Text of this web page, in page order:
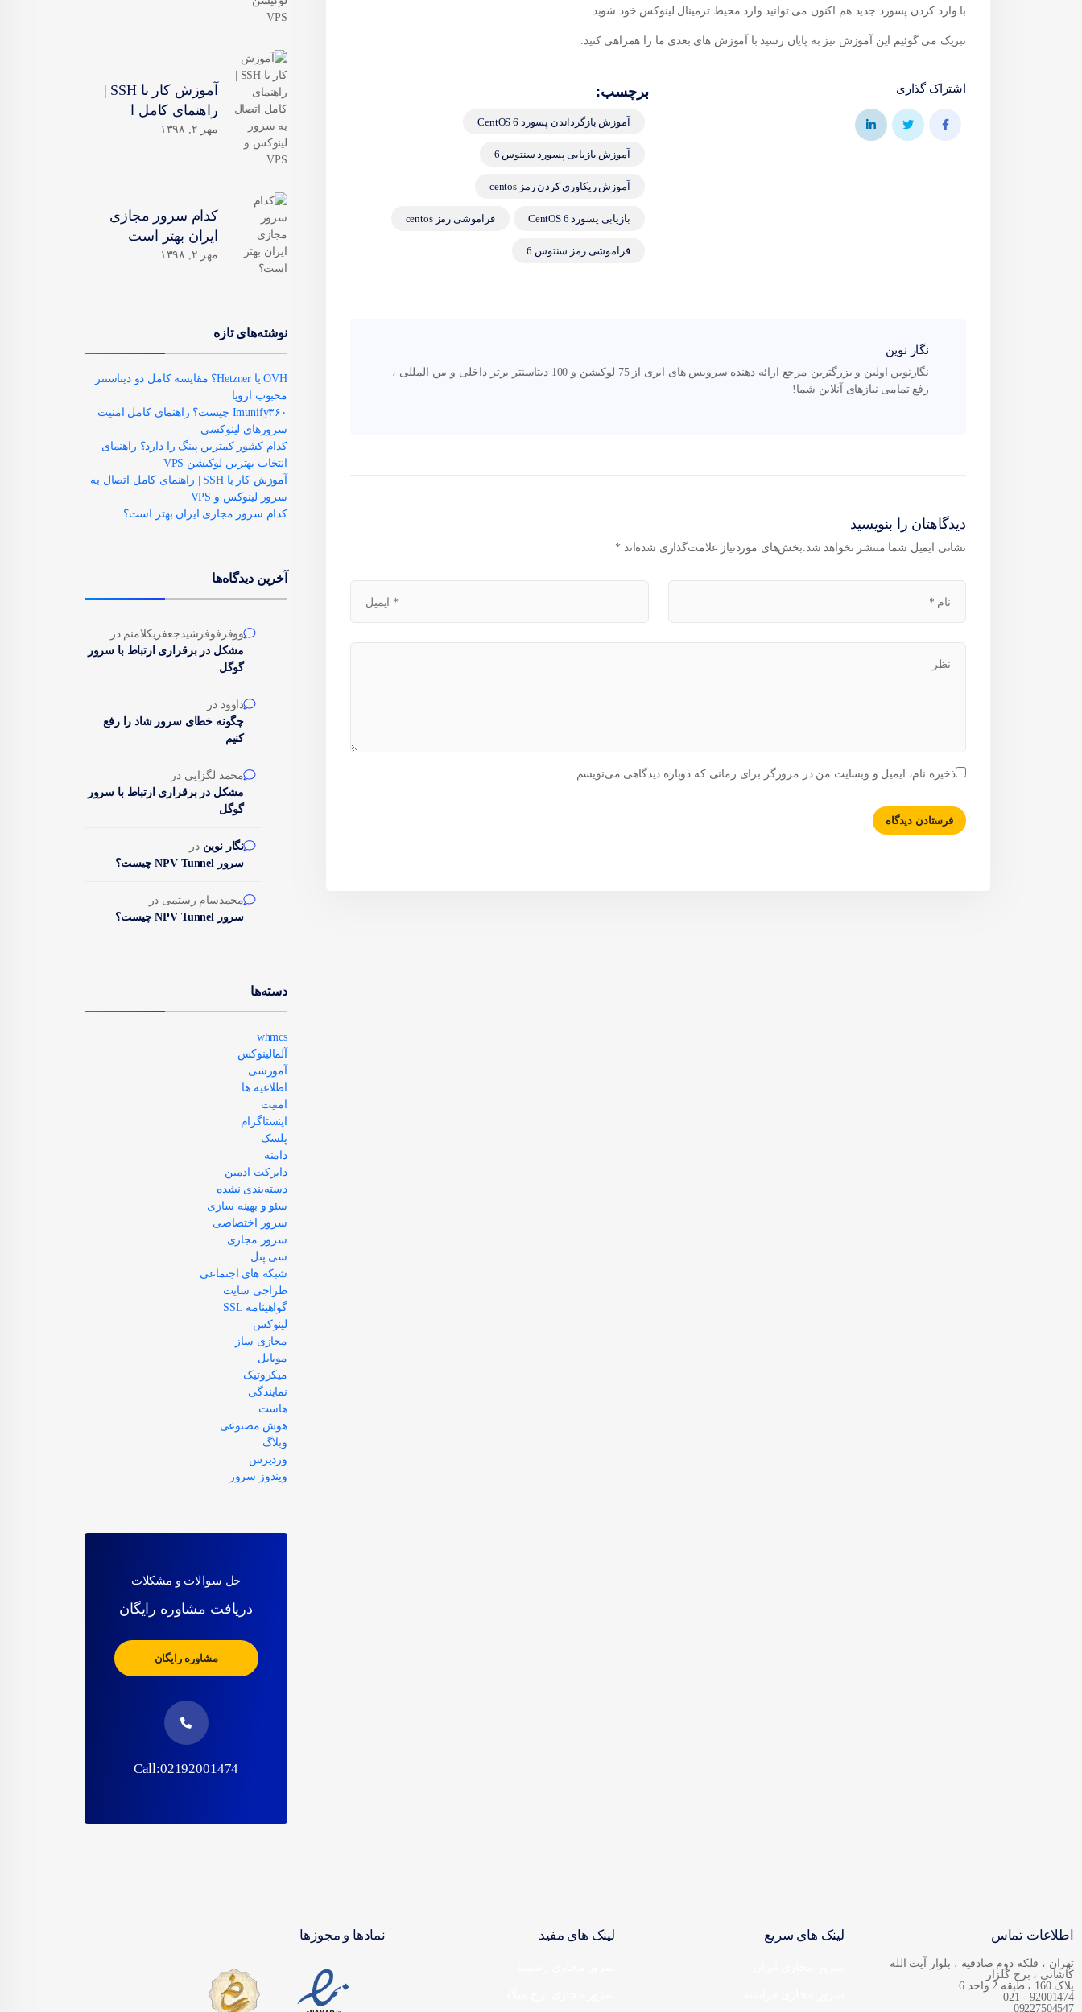
با وارد کردن پسورد جدید هم اکنون می توانید وارد محیط ترمینال لینوکس خود شوید.
تبریک می گوئیم این آموزش نیز به پایان رسید با آموزش های بعدی ما را همراهی کنید.
اشتراک گذاری برچسب:
آموزش بازگرداندن پسورد 6 CentOS
آموزش بازیابی پسورد سنتوس 6
آموزش ریکاوری کردن رمز centos
بازیابی پسورد 6 CentOS فراموشی رمز centos
فراموشی رمز سنتوس 6
نگار نوین
نگارنوین اولین و بزرگترین مرجع ارائه دهنده سرویس های ابری از 75 لوکیشن و 100 دیتاسنتر برتر داخلی و بین المللی ،
رفع تمامی نیازهای آنلاین شما!
دیدگاهتان را بنویسید
نشانی ایمیل شما منتشر نخواهد شد.بخش‌های موردنیاز علامت‌گذاری شده‌اند *
ذخیره نام، ایمیل و وبسایت من در مرورگر برای زمانی که دوباره دیدگاهی می‌نویسم.
آموزش کار با SSH |
راهنمای کامل ا
مهر ۲, ۱۳۹۸
کدام سرور مجازی
ایران بهتر است
مهر ۲, ۱۳۹۸
نوشته‌های تازه
OVH یا Hetzner؟ مقایسه کامل دو دیتاسنتر
محبوب اروپا
Imunify۳۶۰ چیست؟ راهنمای کامل امنیت
سرورهای لینوکسی
کدام کشور کمترین پینگ را دارد؟ راهنمای
انتخاب بهترین لوکیشن VPS
آموزش کار با SSH | راهنمای کامل اتصال به
سرور لینوکس و VPS
کدام سرور مجازی ایران بهتر است؟
آخرین دیدگاه‌ها
ووفرفوفرشیدجعفریکلامنم در
مشکل در برقراری ارتباط با سرور
گوگل
داوود در
چگونه خطای سرور شاد را رفع
کنیم
محمد لگزایی در
مشکل در برقراری ارتباط با سرور
گوگل
نگار نوین در
سرور NPV Tunnel چیست؟
محمدسام رستمی در
سرور NPV Tunnel چیست؟
دسته‌ها
whmcs
آلمالینوکس
آموزشی
اطلاعیه ها
امنیت
اینستاگرام
پلسک
دامنه
دایرکت ادمین
دسته‌بندی نشده
سئو و بهینه سازی
سرور اختصاصی
سرور مجازی
سی پنل
شبکه های اجتماعی
طراجی سایت
گواهینامه SSL
لینوکس
مجازی ساز
موبایل
میکروتیک
نمایندگی
هاست
هوش مصنوعی
وبلاگ
وردپرس
ویندوز سرور
حل سوالات و مشکلات
دریافت مشاوره رایگان
مشاوره رایگان
Call:02192001474
اطلاعات تماس
تهران ، فلکه دوم صادقیه ، بلوار آیت الله
کاشانی ، برج گلزار
پلاک 160 ، طبقه 2 واحد 6
92001474 - 021
09227504547
لینک های سریع لینک های مفید نمادها و مجوزها